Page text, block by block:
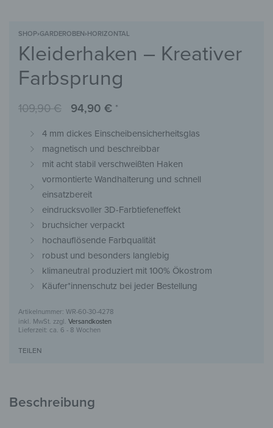
SHOP›GARDEROBEN › HORIZONTAL
Kleiderhaken – Kreativer
Farbsprung
109,90€ 94,90 € *
4 mm dickes Einscheibensicherheitsglas
magnetisch und beschreibbar
mit acht stabil verschweißten Haken
vormontierte Wandhalterung und schnell
einsatzbereit
eindrucksvoller 3D-Farbtiefeneffekt
bruchsicher verpackt
hochauflösende Farbqualität
robust und besonders langlebig
klimaneutral produziert mit 100% Ökostrom
Käufer*innenschutz bei jeder Bestellung
WR-60-30-4278
inkl. MwSt. zzgl. Versandkosten
Lieferzeit: ca. 6 - 8 Wochen
TEILEN
Beschreibung